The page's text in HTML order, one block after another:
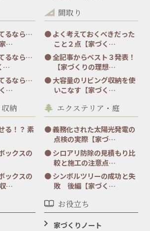
るなら…
…
るなら…
…
るなら…
…
間取り
よく考えておくべきだった
こと２点【家づく…
全記事からベスト３発表！
【家づくりの理想…
大容量のリビング収納を使
いこなす【家づく…
納
る！？ 素
ックスの
ックスの
…
エクステリア・庭
義務化された太陽光発電の
点検の実際【家づ…
シロアリ防除の見積もり比
較と施工の注意点…
シンボルツリーの成功と失
敗 後編【家づく…
お役立ち
家づくりノート